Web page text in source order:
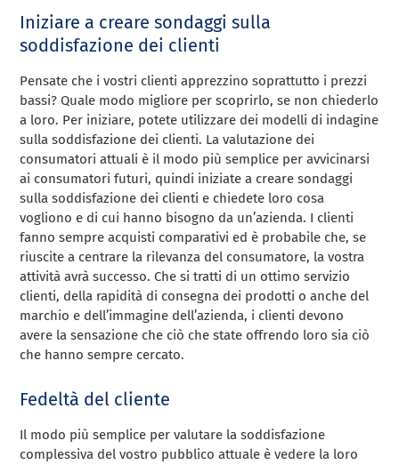
Iniziare a creare sondaggi sulla
soddisfazione dei clienti
Pensate che i vostri clienti apprezzino soprattutto i prezzi
bassi? Quale modo migliore per scoprirlo, se non chiederlo
a loro. Per iniziare, potete utilizzare dei modelli di indagine
sulla soddisfazione dei clienti. La valutazione dei
consumatori attuali è il modo più semplice per avvicinarsi
ai consumatori futuri, quindi iniziate a creare sondaggi
sulla soddisfazione dei clienti e chiedete loro cosa
vogliono e di cui hanno bisogno da un’azienda. I clienti
fanno sempre acquisti comparativi ed è probabile che, se
riuscite a centrare la rilevanza del consumatore, la vostra
attività avrà successo. Che si tratti di un ottimo servizio
clienti, della rapidità di consegna dei prodotti o anche del
marchio e dell’immagine dell’azienda, i clienti devono
avere la sensazione che ciò che state offrendo loro sia ciò
che hanno sempre cercato.
Fedeltà del cliente
Il modo più semplice per valutare la soddisfazione
complessiva del vostro pubblico attuale è vedere la loro